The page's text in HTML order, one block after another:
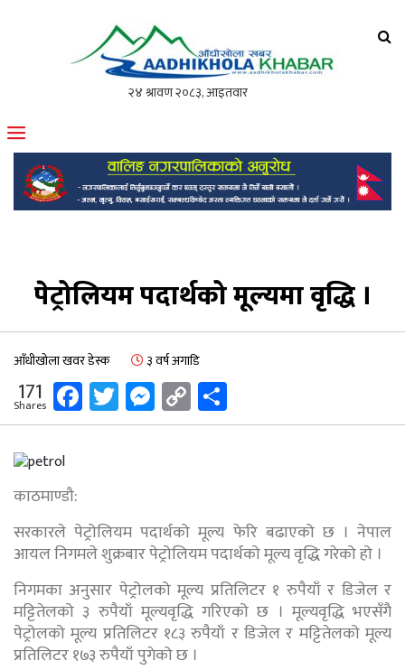
मोफसलकै लोकप्रिय अनलाइन पत्रिका
पेट्रोलियम पदार्थको मूल्यमा वृद्धि ।
आँधीखोला खवर डेस्क ३ वर्ष अगाडि
171
Shares Facebook
Twitter
Messenger
Copy
Link
काठमाण्डौ:
सरकारले पेट्रोलियम पदार्थको मूल्य फेरि बढाएको छ । नेपाल
आयल निगमले शुक्रबार पेट्रोलियम पदार्थको मूल्य वृद्धि गरेको हो ।
निगमका अनुसार पेट्रोलको मूल्य प्रतिलिटर १ रुपैयाँ र डिजेल र
मट्टितेलको ३ रुपैयाँ मूल्यवृद्धि गरिएको छ । मूल्यवृद्धि भएसँगै
पेट्रोलको मूल्य प्रतिलिटर १८३ रुपैयाँ र डिजेल र मट्टितेलको मूल्य
प्रतिलिटर १७३ रुपैयाँ पुगेको छ ।